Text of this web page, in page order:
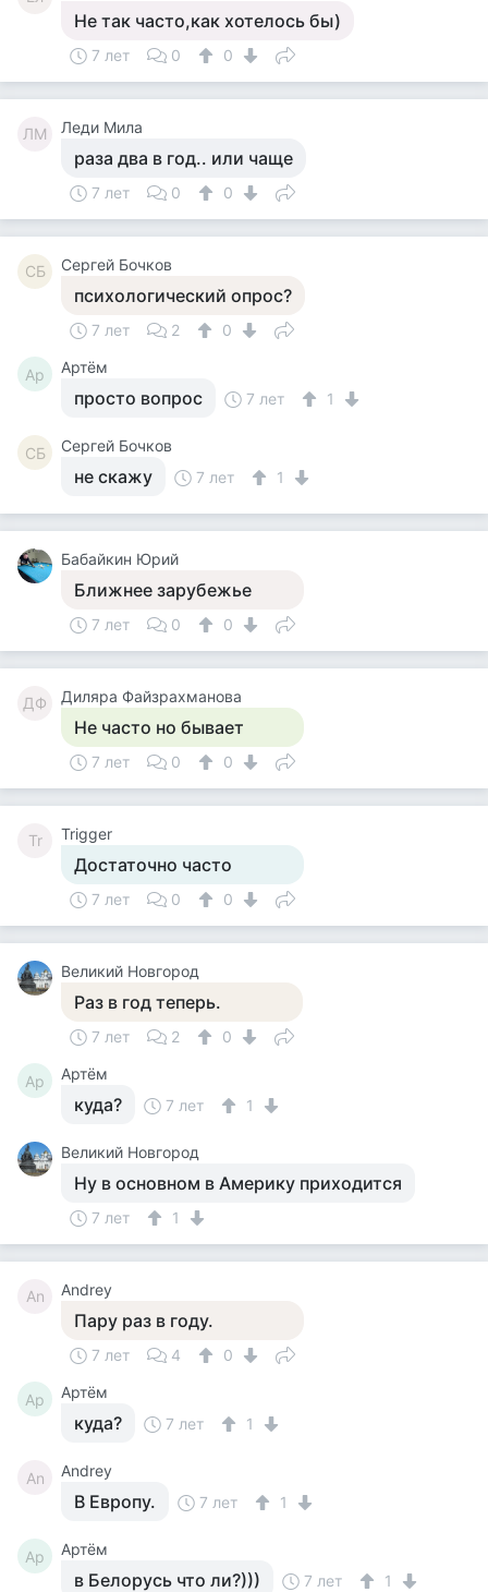
Не так часто,как хотелось бы)
7 лет 0 0
ЛМ Леди Мила
раза два в год.. или чаще
7 лет 0 0
СБ Сергей Бочков
психологический опрос?
7 лет 2 0
Ар Артём
просто вопрос 7 лет 1
СБ Сергей Бочков
не скажу 7 лет 1
Бабайкин Юрий
Ближнее зарубежье
7 лет 0 0
ДФ Диляра Файзрахманова
Не часто но бывает
7 лет 0 0
Tr Trigger
Достаточно часто
7 лет 0 0
Великий Новгород
Раз в год теперь.
7 лет 2 0
Ар Артём
куда? 7 лет 1
Великий Новгород
Ну в основном в Америку приходится
7 лет 1
An Andrey
Пару раз в году.
7 лет 4 0
Ар Артём
куда? 7 лет 1
An Andrey
В Европу. 7 лет 1
Ар Артём
в Белорусь что ли?))) 7 лет 1